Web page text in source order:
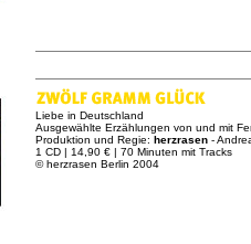
Liebe in Deutschland
Ausgewählte Erzählungen von und mit
Produktion und Regie: herzrasen -
1 CD | 14,90 € | 70 Minuten mit Tracks
© herzrasen Berlin 2004